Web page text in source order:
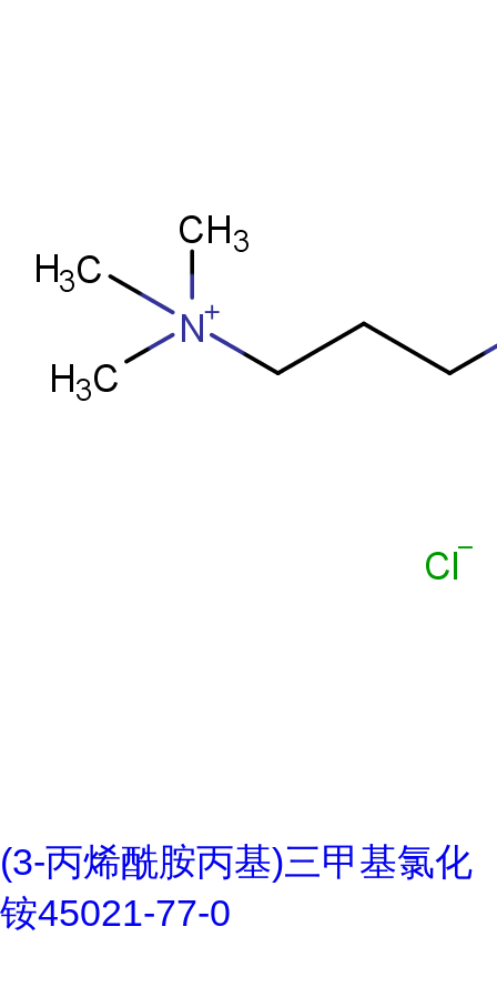
(3-丙烯酰胺丙基)三甲基氯化
铵45021-77-0